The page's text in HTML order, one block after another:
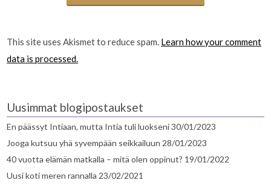
This site uses Akismet to reduce spam. Learn how your comment
data is processed.
Uusimmat blogipostaukset
En päässyt Intiaan, mutta Intia tuli luokseni30/01/2023
Jooga kutsuu yhä syvempään seikkailuun 28/01/2023
40 vuotta elämän matkalla – mitä olen oppinut? 19/01/2022
Uusi koti meren rannalla 23/02/2021